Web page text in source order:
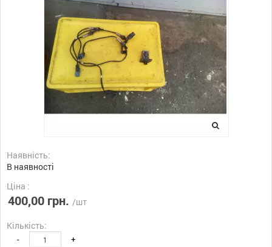
Наявність:
В наявності
Ціна :
400,00 грн. /шт
Кількість:
- +